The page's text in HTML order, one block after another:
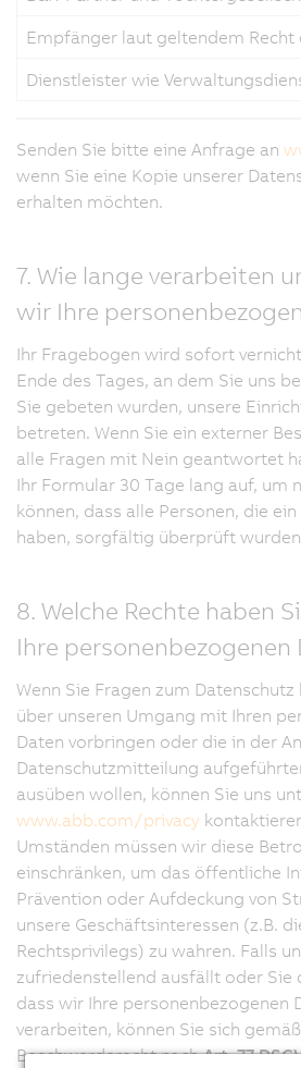
Empfänger laut geltendem
Dienstleister wie
Senden Sie bitte eine Anfrage an
wenn Sie eine Kopie unserer
erhalten möchten.
7. Wie lange verarbeiten
wir Ihre
Ihr Fragebogen wird sofort
Ende des Tages, an dem Sie uns
Sie gebeten wurden, unsere
betreten. Wenn Sie ein externer
alle Fragen mit Nein geantwortet
Ihr Formular 30 Tage lang auf, um
können, dass alle Personen, die
haben, sorgfältig überprüft
8. Welche Rechte haben
Ihre personenbezogenen
Wenn Sie Fragen zum
über unseren Umgang mit Ihren
Daten vorbringen oder die in der
Datenschutzmitteilung
ausüben wollen, können Sie uns
www.abb.com/privacy
Umständen müssen wir diese
einschränken, um das öffentliche
Prävention oder Aufdeckung von
unsere Geschäftsinteressen (z.B.
Rechtsprivilegs) zu wahren. Falls
zufriedenstellend ausfällt oder Sie
dass wir Ihre personenbezogenen
verarbeiten, können Sie sich
Beschwerderecht nachArt. 77